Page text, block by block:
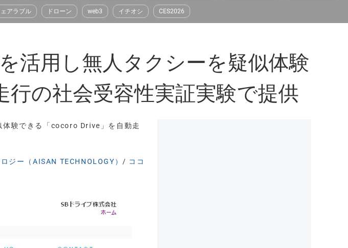
アラブル ドローン web3 イチオシ CES2026
活用し無人タクシーを疑似体験
の社会受容性実証実験で提供
体験できる「cocoro Drive」を自動走
ジー（AISAN TECHNOLOGY） / ココ